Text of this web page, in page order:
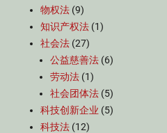
物权法 (9)
知识产权法 (1)
社会法 (27)
公益慈善法 (6)
劳动法 (1)
社会团体法 (5)
科技创新企业 (5)
科技法 (12)